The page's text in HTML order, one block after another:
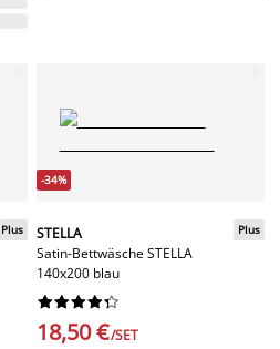
Plus
-34%
STELLA
Satin-Bettwäsche STELLA
140x200 blau
Plus






18,50 €/SET